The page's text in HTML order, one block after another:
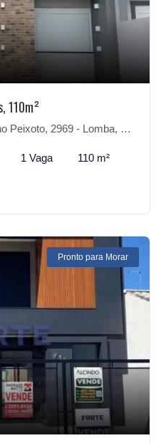
110m²
- Lomba, São Lourenço do Sul-RS
1 Vaga 110 m²
Pronto para Morar